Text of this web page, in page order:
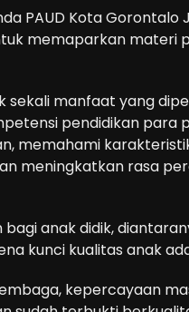
PAUD Kota Gorontalo
memaparkan materi
sekali manfaat yang
pendidikan para
memahami
meningkatkan rasa
anak didik,
kunci kualitas anak
kepercayaan